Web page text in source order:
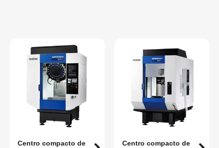
Centro compacto de
Centro compacto de